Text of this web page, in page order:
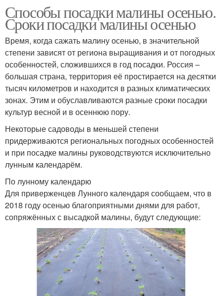
Способы посадки малины осенью.
Сроки посадки малины осенью
Время, когда сажать малину осенью, в значительной
степени зависят от региона выращивания и от погодных
особенностей, сложившихся в год посадки. Россия –
большая страна, территория её простирается на десятки
тысяч километров и находится в разных климатических
зонах. Этим и обуславливаются разные сроки посадки
культур весной и в осеннюю пору.
Некоторые садоводы в меньшей степени
придерживаются региональных погодных особенностей
и при посадке малины руководствуются исключительно
лунным календарём.
По лунному календарю
Для приверженцев Лунного календаря сообщаем, что в
2018 году осенью благоприятными днями для работ,
сопряжённых с высадкой малины, будут следующие: